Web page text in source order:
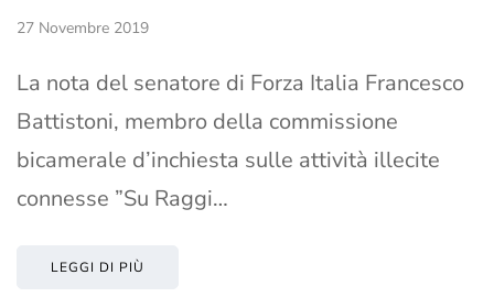
27 Novembre 2019
La nota del senatore di Forza Italia Francesco
Battistoni, membro della commissione
bicamerale d’inchiesta sulle attività illecite
connesse ”Su Raggi…
LEGGI DI PIÙ